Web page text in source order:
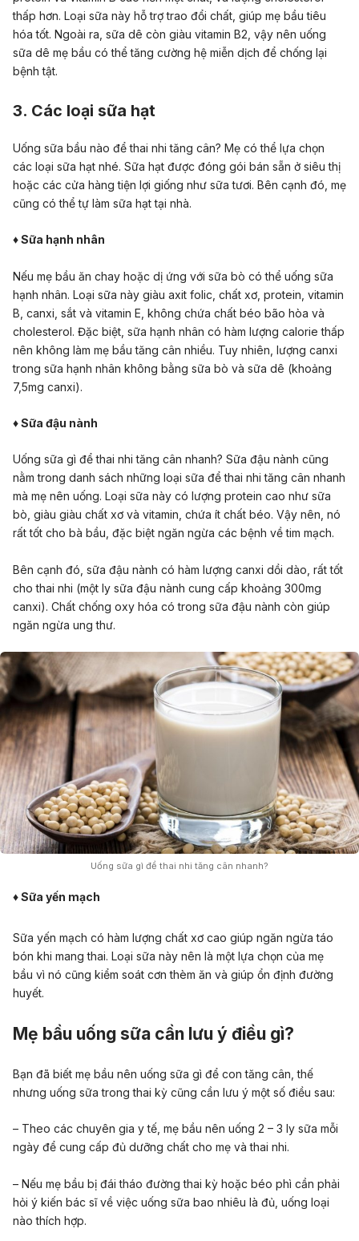
thấp hơn. Loại sữa này hỗ trợ trao đổi chất, giúp mẹ bầu tiêu
hóa tốt. Ngoài ra, sữa dê còn giàu vitamin B2, vậy nên uống
sữa dê mẹ bầu có thể tăng cường hệ miễn dịch để chống lại
bệnh tật.
3. Các loại sữa hạt
Uống sữa bầu nào để thai nhi tăng cân? Mẹ có thể lựa chọn
các loại sữa hạt nhé. Sữa hạt được đóng gói bán sẵn ở siêu thị
hoặc các cửa hàng tiện lợi giống như sữa tươi. Bên cạnh đó, mẹ
cũng có thể tự làm sữa hạt tại nhà.
♦ Sữa hạnh nhân
Nếu mẹ bầu ăn chay hoặc dị ứng với sữa bò có thể uống sữa
hạnh nhân. Loại sữa này giàu axit folic, chất xơ, protein, vitamin
B, canxi, sắt và vitamin E, không chứa chất béo bão hòa và
cholesterol. Đặc biệt, sữa hạnh nhân có hàm lượng calorie thấp
nên không làm mẹ bầu tăng cân nhiều. Tuy nhiên, lượng canxi
trong sữa hạnh nhân không bằng sữa bò và sữa dê (khoảng
7,5mg canxi).
♦ Sữa đậu nành
Uống sữa gì để thai nhi tăng cân nhanh? Sữa đậu nành cũng
nằm trong danh sách những loại sữa để thai nhi tăng cân nhanh
mà mẹ nên uống. Loại sữa này có lượng protein cao như sữa
bò, giàu giàu chất xơ và vitamin, chứa ít chất béo. Vậy nên, nó
rất tốt cho bà bầu, đặc biệt ngăn ngừa các bệnh về tim mạch.
Bên cạnh đó, sữa đậu nành có hàm lượng canxi dồi dào, rất tốt
cho thai nhi (một ly sữa đậu nành cung cấp khoảng 300mg
canxi). Chất chống oxy hóa có trong sữa đậu nành còn giúp
ngăn ngừa ung thư.
Uống sữa gì để thai nhi tăng cân nhanh?
♦ Sữa yến mạch
Sữa yến mạch có hàm lượng chất xơ cao giúp ngăn ngừa táo
bón khi mang thai. Loại sữa này nên là một lựa chọn của mẹ
bầu vì nó cũng kiểm soát cơn thèm ăn và giúp ổn định đường
huyết.
Mẹ bầu uống sữa cần lưu ý điều gì?
Bạn đã biết mẹ bầu nên uống sữa gì để con tăng cân, thế
nhưng uống sữa trong thai kỳ cũng cần lưu ý một số điều sau:
– Theo các chuyên gia y tế, mẹ bầu nên uống 2 – 3 ly sữa mỗi
ngày để cung cấp đủ dưỡng chất cho mẹ và thai nhi.
– Nếu mẹ bầu bị đái tháo đường thai kỳ hoặc béo phì cần phải
hỏi ý kiến bác sĩ về việc uống sữa bao nhiêu là đủ, uống loại
nào thích hợp.